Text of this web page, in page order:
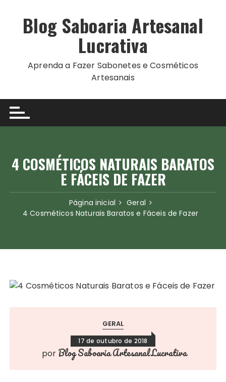
Blog Saboaria Artesanal
Lucrativa
Aprenda a Fazer Sabonetes e Cosméticos
Artesanais
4 COSMÉTICOS NATURAIS BARATOS
E FÁCEIS DE FAZER
Página inicial
Geral
4 Cosméticos Naturais Baratos e Fáceis de Fazer
GERAL
17 de outubro de 2018
por Blog Saboaria Artesanal Lucrativa